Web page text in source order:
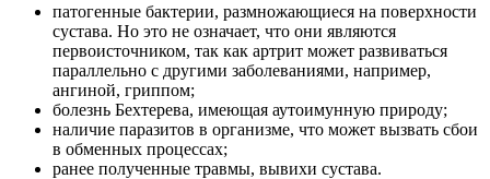
патогенные бактерии, размножающиеся на поверхности
сустава. Но это не означает, что они являются
первоисточником, так как артрит может развиваться
параллельно с другими заболеваниями, например,
ангиной, гриппом;
болезнь Бехтерева, имеющая аутоимунную природу;
наличие паразитов в организме, что может вызвать сбои
в обменных процессах;
ранее полученные травмы, вывихи сустава.